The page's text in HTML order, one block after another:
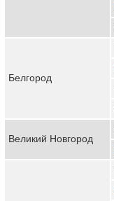
Белгород
Великий Новгород